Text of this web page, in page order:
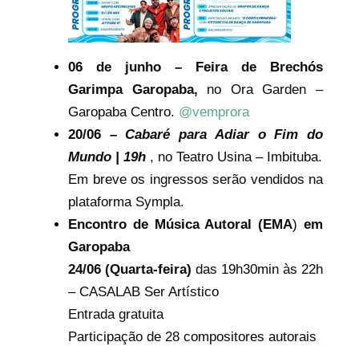
06 de junho – Feira de Brechós
Garimpa Garopaba, no Ora Garden –
Garopaba Centro. @vemprora
20/06 – Cabaré para Adiar o Fim do
Mundo | 19h , no Teatro Usina – Imbituba.
Em breve os ingressos serão vendidos na
plataforma Sympla.
Encontro de Música Autoral (EMA)em
Garopaba
24/06 (Quarta-feira) das 19h30min às 22h
– CASALAB Ser Artístico
Entrada gratuita
Participação de 28 compositores autorais